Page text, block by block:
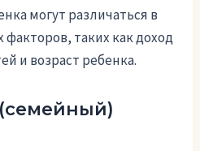
могут различаться в
таких как доход
и возраст ребенка.